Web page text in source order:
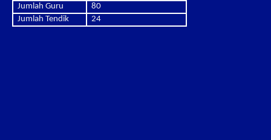
Jumlah Guru
80
Jumlah Tendik
24